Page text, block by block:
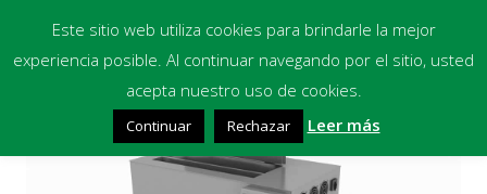
Productos Químicos
Este sitio web utiliza cookies para brindarle la mejor
experiencia posible. Al continuar navegando por el sitio, usted
acepta nuestro uso de cookies.
Continuar Rechazar Leer más